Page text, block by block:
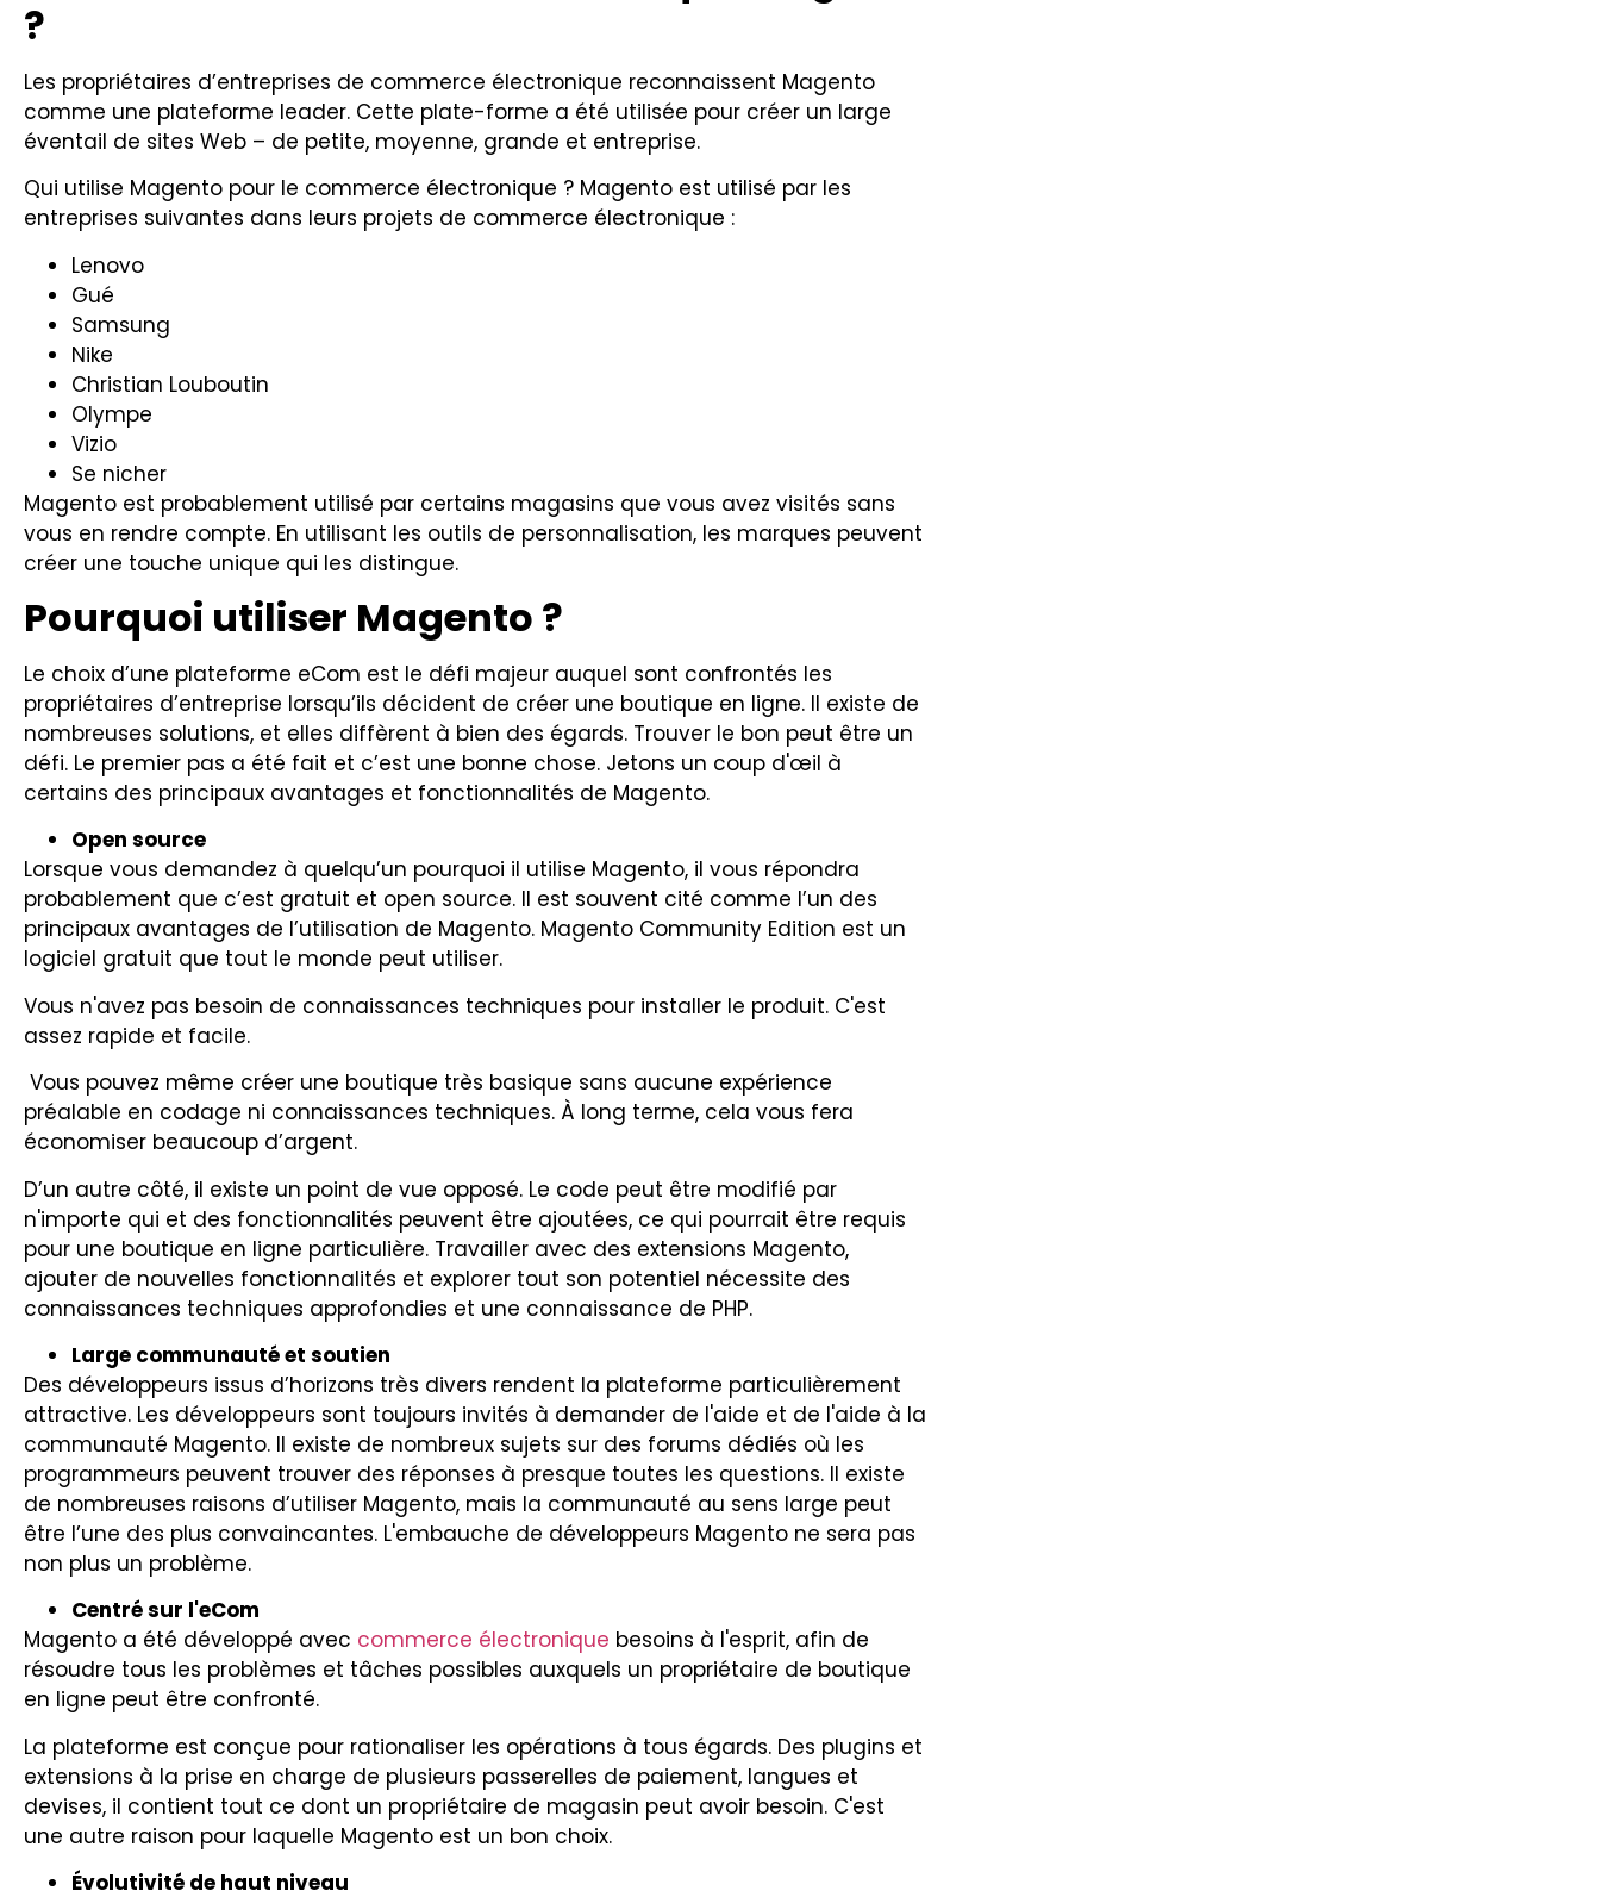
?
Les propriétaires d’entreprises de commerce électronique reconnaissent Magento
comme une plateforme leader. Cette plate-forme a été utilisée pour créer un large
éventail de sites Web – de petite, moyenne, grande et entreprise.
Qui utilise Magento pour le commerce électronique ? Magento est utilisé par les
entreprises suivantes dans leurs projets de commerce électronique :
Lenovo
Gué
Samsung
Nike
Christian Louboutin
Olympe
Vizio
Se nicher
Magento est probablement utilisé par certains magasins que vous avez visités sans
vous en rendre compte. En utilisant les outils de personnalisation, les marques peuvent
créer une touche unique qui les distingue.
Pourquoi utiliser Magento ?
Le choix d’une plateforme eCom est le défi majeur auquel sont confrontés les
propriétaires d’entreprise lorsqu’ils décident de créer une boutique en ligne. Il existe de
nombreuses solutions, et elles diffèrent à bien des égards. Trouver le bon peut être un
défi. Le premier pas a été fait et c’est une bonne chose. Jetons un coup d'œil à
certains des principaux avantages et fonctionnalités de Magento.
Open source
Lorsque vous demandez à quelqu’un pourquoi il utilise Magento, il vous répondra
probablement que c’est gratuit et open source. Il est souvent cité comme l’un des
principaux avantages de l’utilisation de Magento. Magento Community Edition est un
logiciel gratuit que tout le monde peut utiliser.
Vous n'avez pas besoin de connaissances techniques pour installer le produit. C'est
assez rapide et facile.
Vous pouvez même créer une boutique très basique sans aucune expérience
préalable en codage ni connaissances techniques. À long terme, cela vous fera
économiser beaucoup d’argent.
D’un autre côté, il existe un point de vue opposé. Le code peut être modifié par
n'importe qui et des fonctionnalités peuvent être ajoutées, ce qui pourrait être requis
pour une boutique en ligne particulière. Travailler avec des extensions Magento,
ajouter de nouvelles fonctionnalités et explorer tout son potentiel nécessite des
connaissances techniques approfondies et une connaissance de PHP.
Large communauté et soutien
Des développeurs issus d’horizons très divers rendent la plateforme particulièrement
attractive. Les développeurs sont toujours invités à demander de l'aide et de l'aide à la
communauté Magento. Il existe de nombreux sujets sur des forums dédiés où les
programmeurs peuvent trouver des réponses à presque toutes les questions. Il existe
de nombreuses raisons d’utiliser Magento, mais la communauté au sens large peut
être l’une des plus convaincantes. L'embauche de développeurs Magento ne sera pas
non plus un problème.
Centré sur l'eCom
Magento a été développé avec commerce électronique besoins à l'esprit, afin de
résoudre tous les problèmes et tâches possibles auxquels un propriétaire de boutique
en ligne peut être confronté.
La plateforme est conçue pour rationaliser les opérations à tous égards. Des plugins et
extensions à la prise en charge de plusieurs passerelles de paiement, langues et
devises, il contient tout ce dont un propriétaire de magasin peut avoir besoin. C'est
une autre raison pour laquelle Magento est un bon choix.
Évolutivité de haut niveau